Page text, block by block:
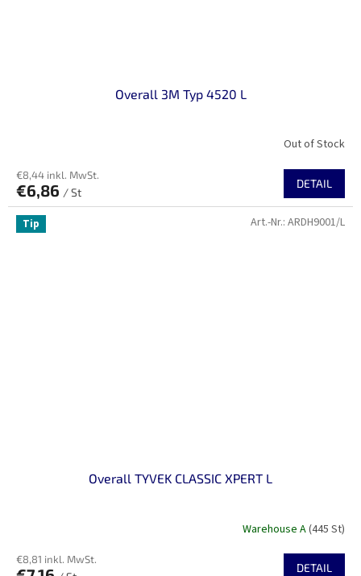
Overall 3M Typ 4520 L
Out of Stock
€8,44 inkl. MwSt.
€6,86 / St
DETAIL
Tip
Overall TYVEK CLASSIC XPERT L
Warehouse A(445 St)
€8,81 inkl. MwSt.
DETAIL
Art.-Nr.: ARDH9001/L